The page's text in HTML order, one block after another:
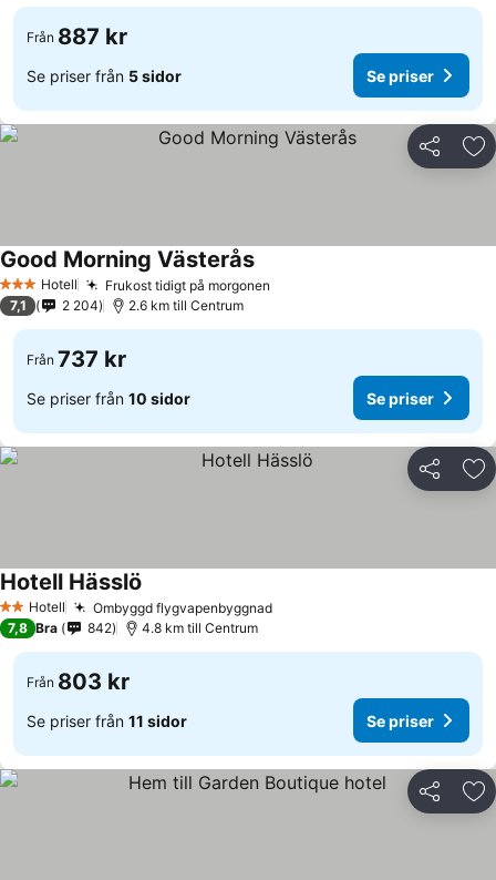
Från 887 kr
Se priser från 5 sidor Se priser
Dela
3 StjärnorHotell Frukost tidigt på morgonen
Good Morning Västerås
7,1 2 204 2.6 km till Centrum
Från 737 kr
Se priser från 10 sidor Se priser
Dela
2 Stjärnor
Hotell Ombyggd flygvapenbyggnad
Hotell Hässlö
7,8 Bra 842 4.8 km till Centrum
Från 803 kr
Se priser från 11 sidor Se priser
Dela